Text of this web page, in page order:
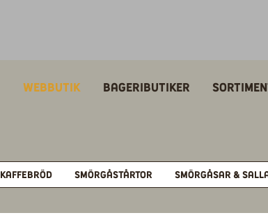
Webbutik Bageributiker
KAFFEBRÖD SMÖRGÅSTÅRTOR SMÖRGÅSAR &